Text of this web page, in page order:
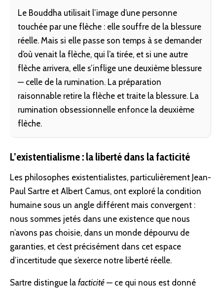
Le Bouddha utilisait l’image d’une personne
touchée par une flèche : elle souffre de la blessure
réelle. Mais si elle passe son temps à se demander
d’où venait la flèche, qui l’a tirée, et si une autre
flèche arrivera, elle s’inflige une deuxième blessure
— celle de la rumination. La préparation
raisonnable retire la flèche et traite la blessure. La
rumination obsessionnelle enfonce la deuxième
flèche.
L’existentialisme : la liberté dans la facticité
Les philosophes existentialistes, particulièrement Jean-
Paul Sartre et Albert Camus, ont exploré la condition
humaine sous un angle différent mais convergent :
nous sommes jetés dans une existence que nous
n’avons pas choisie, dans un monde dépourvu de
garanties, et c’est précisément dans cet espace
d’incertitude que s’exerce notre liberté réelle.
Sartre distingue la facticité — ce qui nous est donné